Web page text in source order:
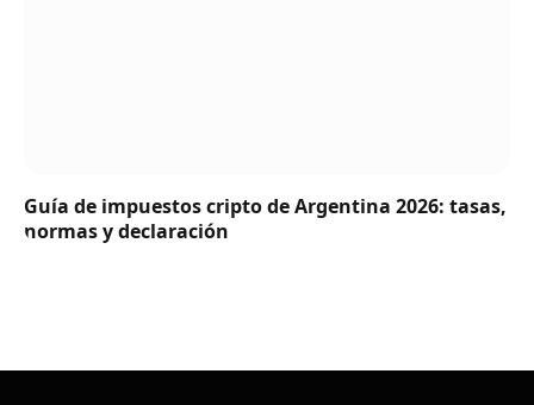
Guía de impuestos cripto de Argentina 2026: tasas,
normas y declaración